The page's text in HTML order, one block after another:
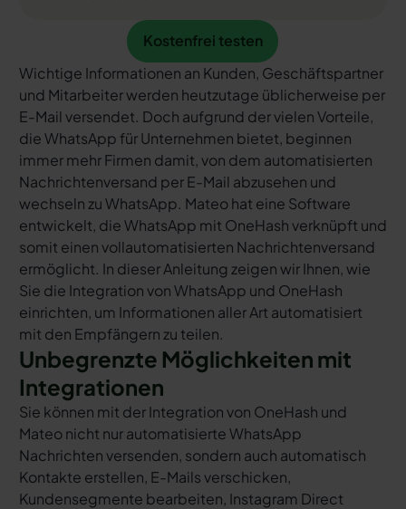
Kostenfrei testen
Kostenfrei testen
Wichtige Informationen an Kunden, Geschäftspartner
und Mitarbeiter werden heutzutage üblicherweise per
E-Mail versendet. Doch aufgrund der vielen Vorteile,
die WhatsApp für Unternehmen bietet, beginnen
immer mehr Firmen damit, von dem automatisierten
Nachrichtenversand per E-Mail abzusehen und
wechseln zu WhatsApp. Mateo hat eine Software
entwickelt, die WhatsApp mit OneHash verknüpft und
somit einen vollautomatisierten Nachrichtenversand
ermöglicht. In dieser Anleitung zeigen wir Ihnen, wie
Sie die Integration von WhatsApp und OneHash
einrichten, um Informationen aller Art automatisiert
mit den Empfängern zu teilen.
Unbegrenzte Möglichkeiten mit
Integrationen
Sie können mit der Integration von OneHash und
Mateo nicht nur automatisierte WhatsApp
Nachrichten versenden, sondern auch automatisch
Kontakte erstellen, E-Mails verschicken,
Kundensegmente bearbeiten, Instagram Direct